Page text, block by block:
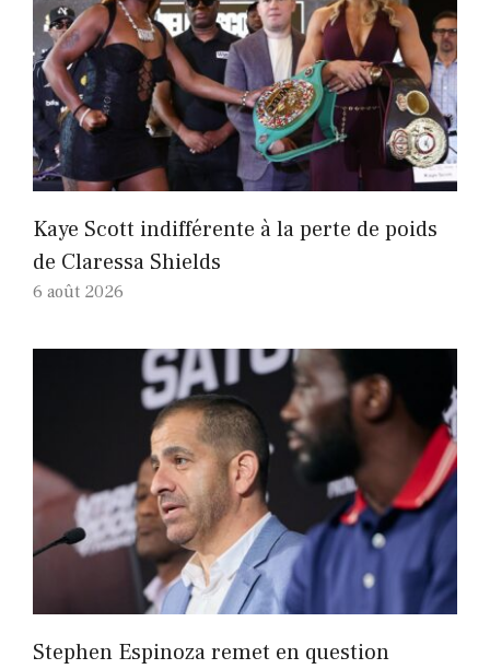
Kaye Scott indifférente à la perte de poids
de Claressa Shields
6 août 2026
Stephen Espinoza remet en question